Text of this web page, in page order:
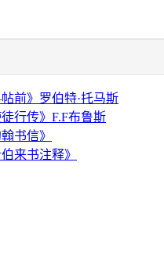
前》罗伯特·托马斯
行传》F.F布鲁斯
书信》
来书注释》